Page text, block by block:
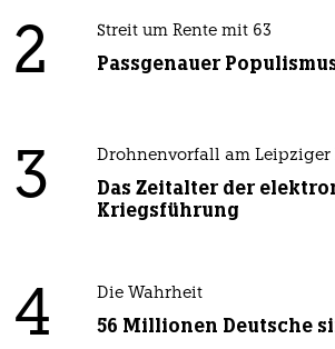
2 Streit um Rente mit 63
Passgenauer
3 Drohnenvorfall am Leipziger
Das Zeitalter der
Kriegsführung
4 Die Wahrheit
56 Millionen Deutsche